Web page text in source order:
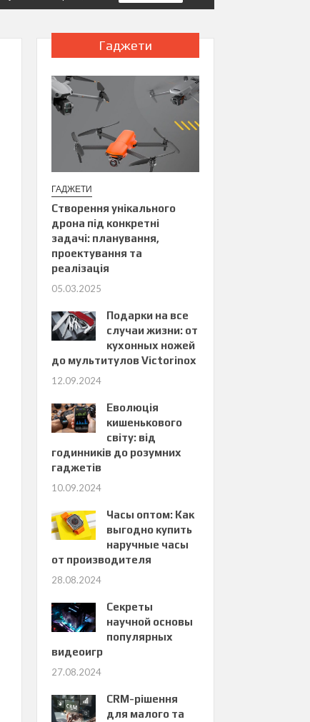
Гаджети
ГАДЖЕТИ
Створення унікального
дрона під конкретні
задачі: планування,
проектування та
реалізація
05.03.2025
Подарки на все
случаи жизни: от
кухонных ножей
до мультитулов Victorinox
12.09.2024
Еволюція
кишенькового
світу: від
годинників до розумних
гаджетів
10.09.2024
Часы оптом: Как
выгодно купить
наручные часы
от производителя
28.08.2024
Секреты
научной основы
популярных
видеоигр
27.08.2024
CRM-рішення
для малого та